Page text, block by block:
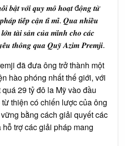
𝐭𝐢𝐞̂̀𝐧
𝐜𝐡𝐨
đ𝐢
𝐯𝐮̛𝐨̛̣𝐭
𝐪𝐮𝐚́
𝟐𝟗
𝐭𝐲̉
𝐥𝐚
𝐌𝐲̃
𝒃𝒂̣̂𝒕 𝒗𝒐̛́𝒊 𝒒𝒖𝒚 𝒎𝒐̂ 𝒉𝒐𝒂̣𝒕 đ𝒐̣̂𝒏𝒈 𝒕𝒖̛̀
𝒕𝒊𝒆̂́𝒑 𝒄𝒂̣̂𝒏 𝒕𝒊̉ 𝒎𝒊̉. 𝑸𝒖𝒂 𝒏𝒉𝒊𝒆̂̀𝒖
𝒕𝒂̀𝒊 𝒔𝒂̉𝒏 𝒄𝒖̉𝒂 𝒎𝒊̀𝒏𝒉 𝒄𝒉𝒐 𝒄𝒂́𝒄
𝒕𝒉𝒐̂𝒏𝒈 𝒒𝒖𝒂 𝑸𝒖𝒚̃ 𝑨𝒛𝒊𝒎 𝑷𝒓𝒆𝒎𝒋𝒊.
đã đưa ông trở thành một
hào phóng nhất thế giới, với
29 tỷ đô la Mỹ vào đầu
thiện có chiến lược của ông
bằng cách giải quyết các
trợ các giải pháp mang